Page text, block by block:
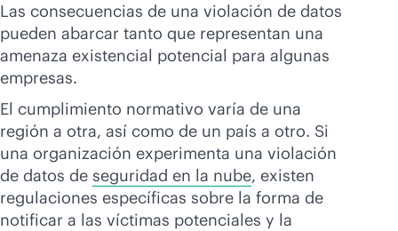
Las consecuencias de una violación de datos
pueden abarcar tanto que representan una
amenaza existencial potencial para algunas
empresas.
El cumplimiento normativo varía de una
región a otra, así como de un país a otro. Si
una organización experimenta una violación
de datos de seguridad en la nube, existen
regulaciones específicas sobre la forma de
notificar a las víctimas potenciales y la